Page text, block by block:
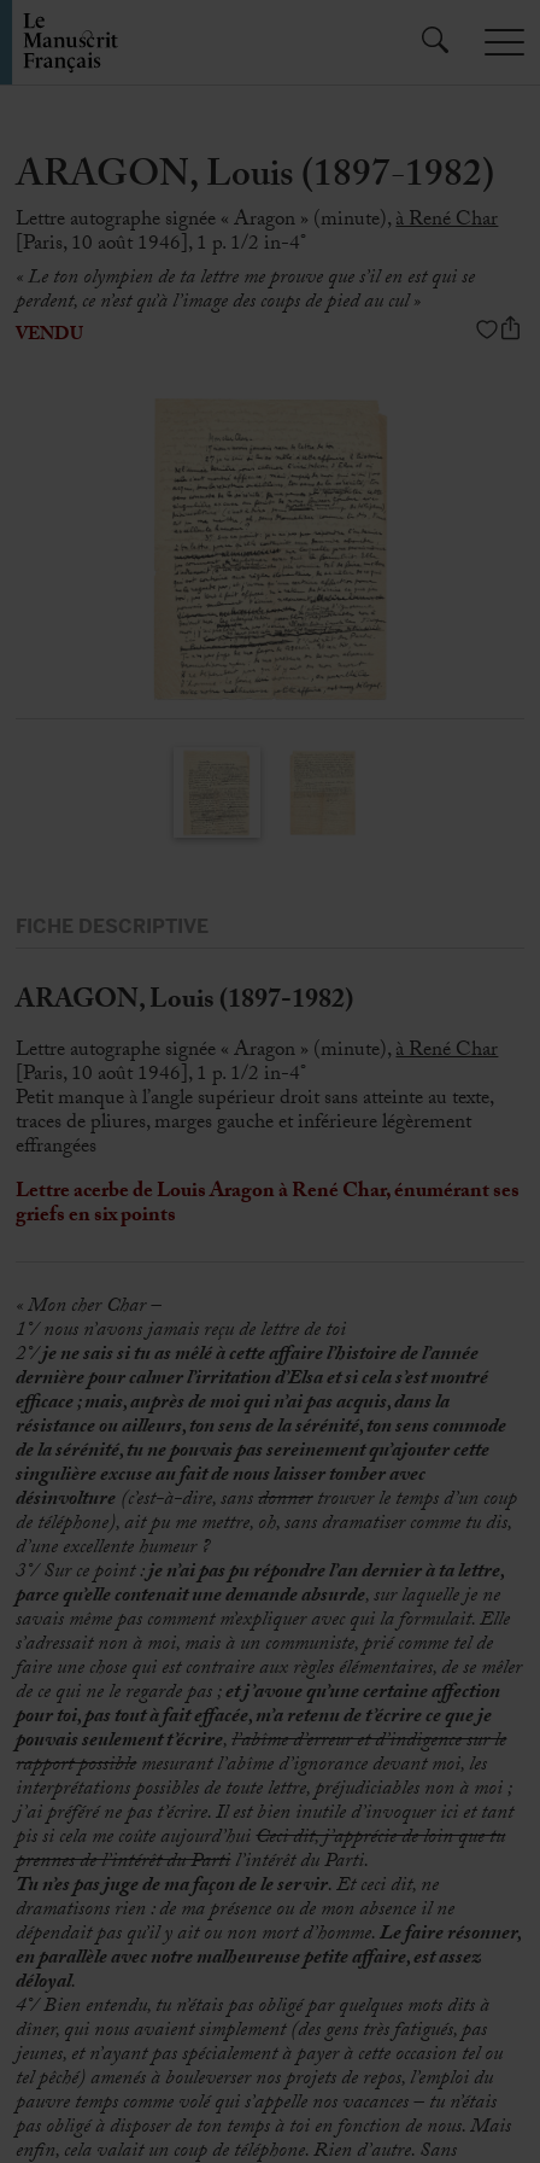
ARAGON, Louis (1897-1982)
Lettre autographe signée « Aragon » (minute),à René Char
[Paris, 10 août 1946], 1 p. 1/2 in-4°
« Le ton olympien de ta lettre me prouve que s’il en est qui se
perdent, ce n’est qu’à l’image des coups de pied au cul »
VENDU
FICHE DESCRIPTIVE
ARAGON, Louis (1897-1982)
Lettre autographe signée « Aragon » (minute),à René Char
[Paris, 10 août 1946], 1 p. 1/2 in-4°
Petit manque à l’angle supérieur droit sans atteinte au texte,
traces de pliures, marges gauche et inférieure légèrement
effrangées
Lettre acerbe de Louis Aragon à René Char, énumérant ses
griefs en six points
« Mon cher Char –
1°/ nous n’avons jamais reçu de lettre de toi
2°/je ne sais si tu as mêlé à cette affaire l’histoire de l’année
dernière pour calmer l’irritation d’Elsa et si cela s’est montré
efficace ; mais, auprès de moi qui n’ai pas acquis, dans la
résistance ou ailleurs, ton sens de la sérénité, ton sens commode
de la sérénité, tu ne pouvais pas sereinement qu’ajouter cette
singulière excuse au fait de nous laisser tomber avec
désinvolture(c’est-à-dire, sansdonnertrouver le temps d’un coup
de téléphone), ait pu me mettre, oh, sans dramatiser comme tu dis,
d’une excellente humeur ?
3°/ Sur ce point :je n’ai pas pu répondre l’an dernier à ta lettre,
parce qu’elle contenait une demande absurde, sur laquelle je ne
savais même pas comment m’expliquer avec qui la formulait. Elle
s’adressait non à moi, mais à un communiste, prié comme tel de
faire une chose qui est contraire aux règles élémentaires, de se mêler
de ce qui ne le regarde pas ;et j’avoue qu’une certaine affection
pour toi, pas tout à fait effacée, m’a retenu de t’écrire ce que je
pouvais seulement t’écrire,l’abîme d’erreur et d’indigence sur le
rapport possiblemesurant l’abîme d’ignorance devant moi, les
interprétations possibles de toute lettre, préjudiciables non à moi ;
j’ai préféré ne pas t’écrire. Il est bien inutile d’invoquer ici et tant
pis si cela me coûte aujourd’huiCeci dit, j’apprécie de loin que tu
prennes de l’intérêt du Partil’intérêt du Parti.
Tu n’es pas juge de ma façon de le servir. Et ceci dit, ne
dramatisons rien : de ma présence ou de mon absence il ne
dépendait pas qu’il y ait ou non mort d’homme.Le faire résonner,
en parallèle avec notre malheureuse petite affaire, est assez
déloyal.
4°/ Bien entendu, tu n’étais pas obligé par quelques mots dits à
dîner, qui nous avaient simplement (des gens très fatigués, pas
jeunes, et n’ayant pas spécialement à payer à cette occasion tel ou
tel pêché) amenés à bouleverser nos projets de repos, l’emploi du
pauvre temps comme volé qui s’appelle nos vacances – tu n’étais
pas obligé à disposer de ton temps à toi en fonction de nous. Mais
enfin, cela valait un coup de téléphone. Rien d’autre. Sans